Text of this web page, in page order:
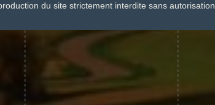
du site strictement interdite sans autorisation.